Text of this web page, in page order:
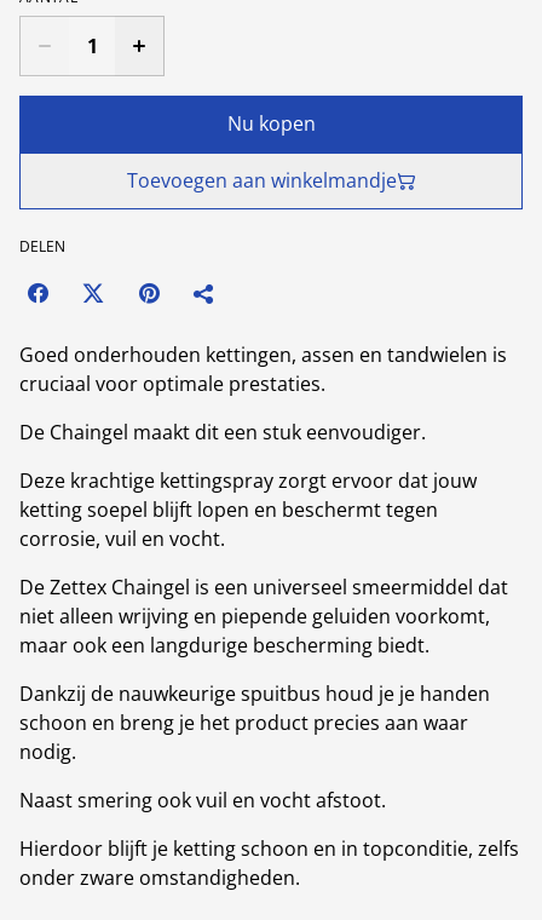
Nu kopen
Toevoegen aan winkelmandje
DELEN
Goed onderhouden kettingen, assen en tandwielen is
cruciaal voor optimale prestaties.
De Chaingel maakt dit een stuk eenvoudiger.
Deze krachtige kettingspray zorgt ervoor dat jouw
ketting soepel blijft lopen en beschermt tegen
corrosie, vuil en vocht.
De Zettex Chaingel is een universeel smeermiddel dat
niet alleen wrijving en piepende geluiden voorkomt,
maar ook een langdurige bescherming biedt.
Dankzij de nauwkeurige spuitbus houd je je handen
schoon en breng je het product precies aan waar
nodig.
Naast smering ook vuil en vocht afstoot.
Hierdoor blijft je ketting schoon en in topconditie, zelfs
onder zware omstandigheden.